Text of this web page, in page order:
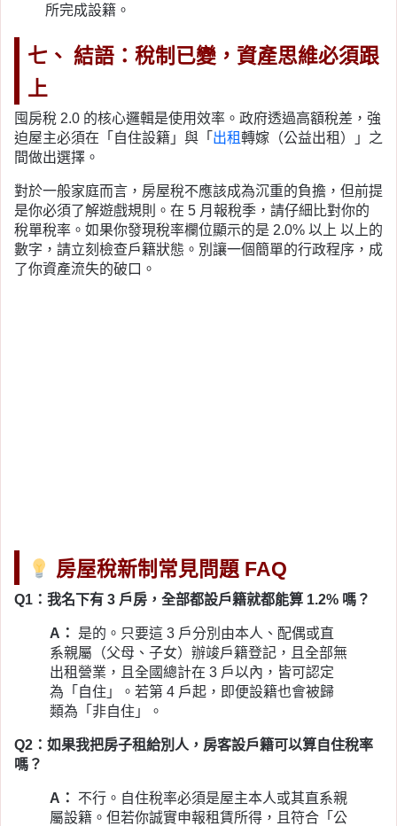
所完成設籍。
七、 結語：稅制已變，資產思維必須跟
上
囤房稅 2.0 的核心邏輯是使用效率。政府透過高額稅差，強
迫屋主必須在「自住設籍」與「 出租轉嫁（公益出租）」之
間做出選擇。
對於一般家庭而言，房屋稅不應該成為沉重的負擔，但前提
是你必須了解遊戲規則。在 5 月報稅季，請仔細比對你的
稅單稅率。如果你發現稅率欄位顯示的是 2.0% 以上 以上的
數字，請立刻檢查戶籍狀態。別讓一個簡單的行政程序，成
了你資產流失的破口。
房屋稅新制常見問題 FAQ
Q1：我名下有 3 戶房，全部都設戶籍就都能算 1.2% 嗎？
A：
是的。只要這 3 戶分別由本人、配偶或直
系親屬（父母、子女）辦竣戶籍登記，且全部無
出租營業，且全國總計在 3 戶以內，皆可認定
為「自住」。若第 4 戶起，即便設籍也會被歸
類為「非自住」。
Q2：如果我把房子租給別人，房客設戶籍可以算自住稅率
嗎？
A：
不行。自住稅率必須是屋主本人或其直系親
屬設籍。但若你誠實申報租賃所得，且符合「公